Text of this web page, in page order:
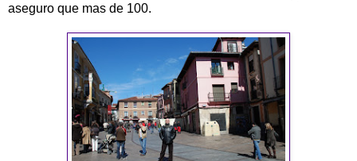
aseguro que mas de 100.